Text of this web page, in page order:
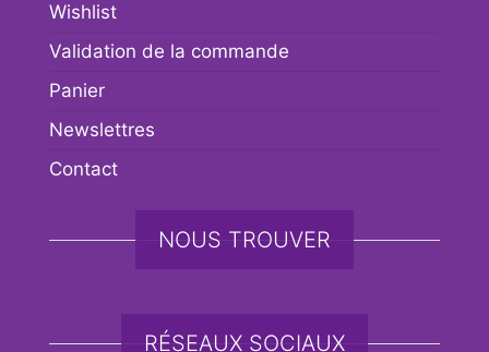
Wishlist
Validation de la commande
Panier
Newslettres
Contact
NOUS TROUVER
RÉSEAUX SOCIAUX